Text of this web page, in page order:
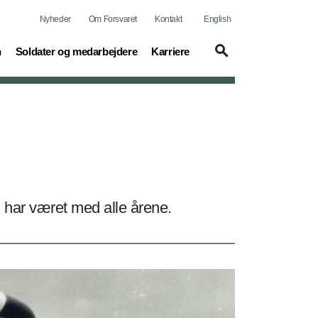
Nyheder Om Forsvaret Kontakt English
Soldater og medarbejdere
(current) Karriere
(current)
har været med alle årene.